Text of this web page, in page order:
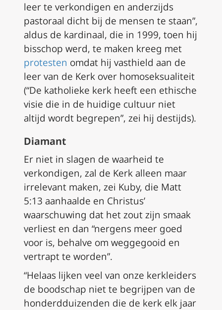
leer te verkondigen en anderzijds
pastoraal dicht bij de mensen te staan”,
aldus de kardinaal, die in 1999, toen hij
bisschop werd, te maken kreeg met
protesten omdat hij vasthield aan de
leer van de Kerk over homoseksualiteit
(“De katholieke kerk heeft een ethische
visie die in de huidige cultuur niet
altijd wordt begrepen”, zei hij destijds).
Diamant
Er niet in slagen de waarheid te
verkondigen, zal de Kerk alleen maar
irrelevant maken, zei Kuby, die Matt
5:13 aanhaalde en Christus’
waarschuwing dat het zout zijn smaak
verliest en dan “nergens meer goed
voor is, behalve om weggegooid en
vertrapt te worden”.
“Helaas lijken veel van onze kerkleiders
de boodschap niet te begrijpen van de
honderdduizenden die de kerk elk jaar